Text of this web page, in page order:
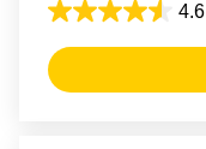
4.6
4.6
out
of